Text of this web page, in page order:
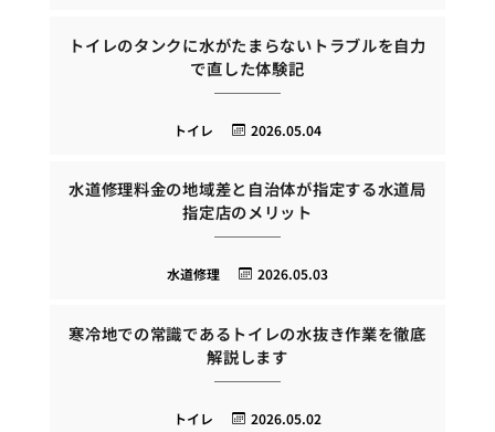
トイレのタンクに水がたまらないトラブルを自力
で直した体験記
2026.05.04
トイレ
水道修理料金の地域差と自治体が指定する水道局
指定店のメリット
2026.05.03
水道修理
寒冷地での常識であるトイレの水抜き作業を徹底
解説します
2026.05.02
トイレ